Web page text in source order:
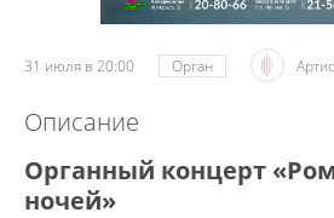
31 июля в 20:00 Орган
Описание
Органный концерт
ночей»